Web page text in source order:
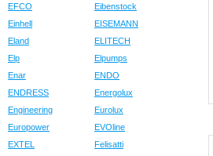
EFCO
Eibenstock
Einhell
EISEMANN
Eland
ELITECH
Elp
Elpumps
Enar
ENDO
ENDRESS
Energolux
Engineering
Eurolux
Europower
EVOline
EXTEL
Felisatti